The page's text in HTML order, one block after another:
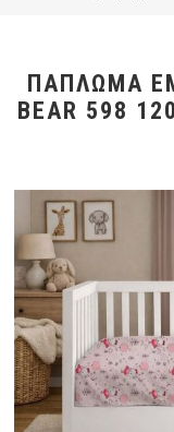
ΠΆΠΛΩΜΑ
BEAR 598